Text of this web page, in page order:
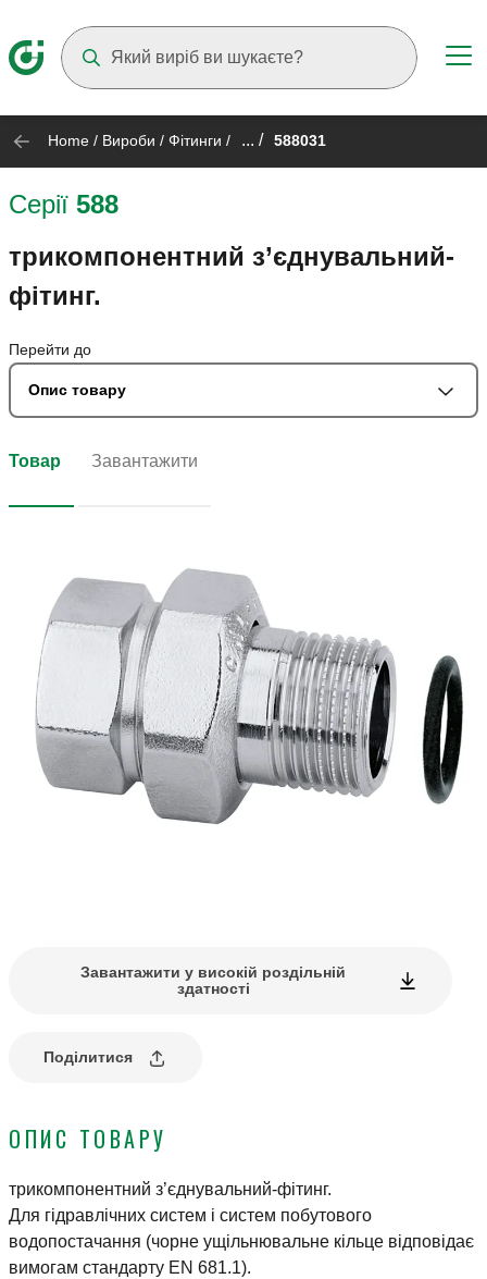
Home / Вироби / Фітинги / ... / 588031
Серії 588
трикомпонентний з’єднувальний-
фітинг.
Перейти до
Опис товару
Товар Завантажити
Завантажити у високій роздільній
здатності
Поділитися
ОПИС ТОВАРУ
трикомпонентний з’єднувальний-фітинг.
Для гідравлічних систем і систем побутового
водопостачання (чорне ущільнювальне кільце відповідає
вимогам стандарту EN 681.1).